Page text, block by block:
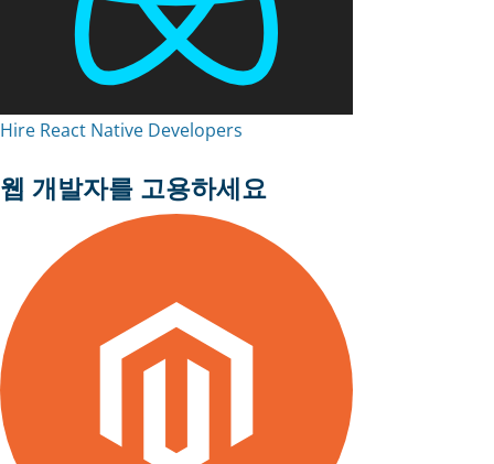
Hire React Native Developers
웹 개발자를 고용하세요